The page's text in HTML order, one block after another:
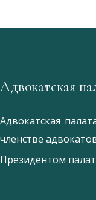
Адвокатская
Адвокатская
членстве
Президентом